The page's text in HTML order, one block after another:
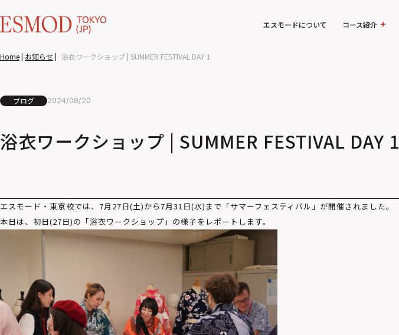
エスモードについて コース紹介
Home| お知らせ| 浴衣ワークショップ | SUMMER FESTIVAL DAY 1
ブログ 2024/08/20
浴衣ワークショップ | SUMMER FESTIVAL DAY 1
エスモード・東京校では、7月27日(土)から7月31日(水)まで「サマーフェスティバル」が開催されました。
本日は、初日(27日)の「浴衣ワークショップ」の様子をレポートします。